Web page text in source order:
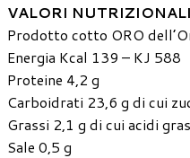
VALORI
Prodotto cotto ORO
Energia Kcal 139 – KJ 588
Proteine 4,2 g
Carboidrati 23,6 g di cui
Grassi 2,1 g di cui acidi
Sale 0,5 g